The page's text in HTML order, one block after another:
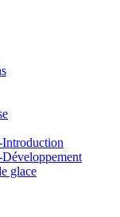
glace